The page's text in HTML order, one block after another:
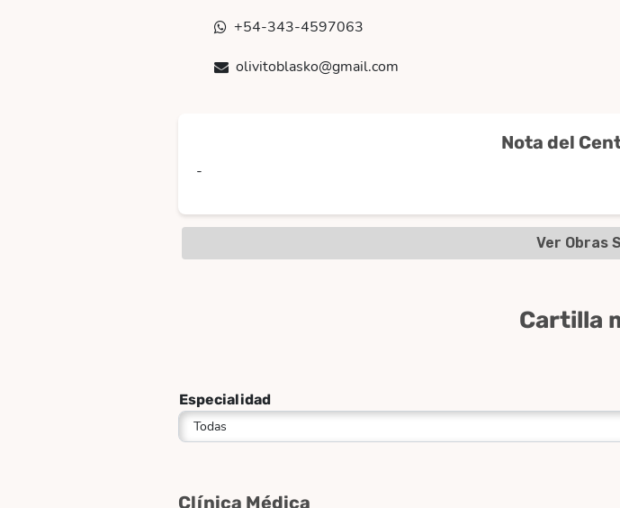
+54-343-4597063
olivitoblasko@gmail.com
Nota del
-
Ver Obras
Cartilla
Especialidad
Clínica Médica